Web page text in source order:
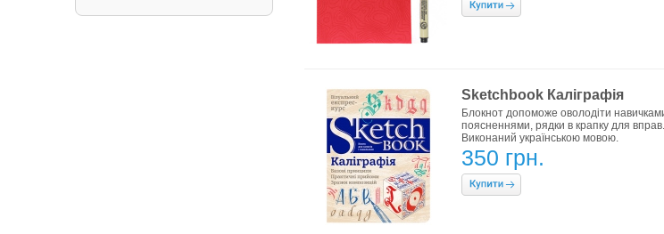
Sketchbook Каліграфія
Блокнот допоможе оволодіти
поясненнями, рядки в крапку для
Виконаний українською мовою.
350 грн.